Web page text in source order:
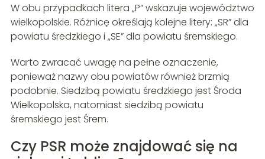
W obu przypadkach litera „P” wskazuje województwo
wielkopolskie. Różnicę określają kolejne litery: „SR” dla
powiatu średzkiego i „SE” dla powiatu śremskiego.
Warto zwracać uwagę na pełne oznaczenie,
ponieważ nazwy obu powiatów również brzmią
podobnie. Siedzibą powiatu średzkiego jest Środa
Wielkopolska, natomiast siedzibą powiatu
śremskiego jest Śrem.
Czy PSR może znajdować się na